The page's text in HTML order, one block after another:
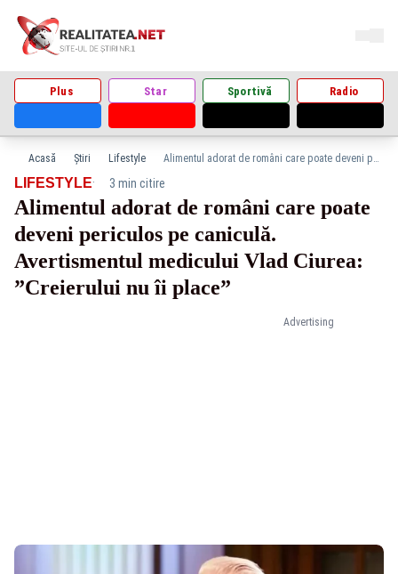
Plus Star Sportivă Radio
Acasă Știri Lifestyle Alimentul adorat de români care poate deveni periculos pe caniculă. Avertismentul medicului Vlad Ciurea: ”Creierului nu îi place”
Advertising
LIFESTYLE· 3 min citire
Alimentul adorat de români care poate
deveni periculos pe caniculă.
Avertismentul medicului Vlad Ciurea:
”Creierului nu îi place”